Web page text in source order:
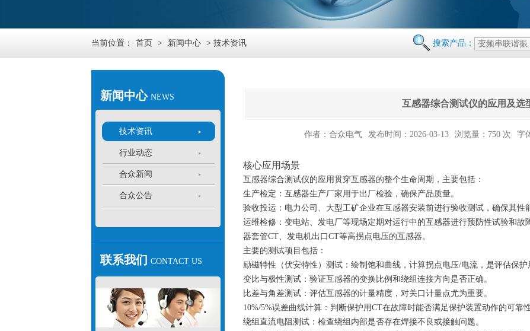
当前位置： 首页 > 新闻中心 > 技术资讯 搜索产品：
新闻中心 NEWS
技术资讯
行业动态
合众新闻
合众公告
联系我们 CONTACT US
互感器综合测试仪的应用及选
作者：合众电气 发布时间：2026-03-13 浏览量：750 次 字
核心应用场景
互感器综合测试仪的应用贯穿互感器的整个生命周期，主要包括：
生产检定：互感器生产厂家用于出厂检验，确保产品质量。
验收投运：电力公司、大型工矿企业在互感器安装前进行验收测试，确保其性
运维检修：变电站、发电厂等现场定期对运行中的互感器进行预防性试验和
器套管CT、发电机出口CT等高拐点电压的互感器。
主要的测试项目包括：
励磁特性（伏安特性）测试：绘制饱和曲线，计算拐点电压/电流，是评估保护
变比与极性测试：验证互感器的变换比例和绕组连接方向是否正确。
比差与角差测试：评估互感器的计量精度，对关口计量点尤为重要。
10%/5%误差曲线计算：判断保护用CT在故障时能否满足保护装置动作的可靠性
绕组直流电阻测试：检查绕组内部是否存在焊接不良或接触问题。